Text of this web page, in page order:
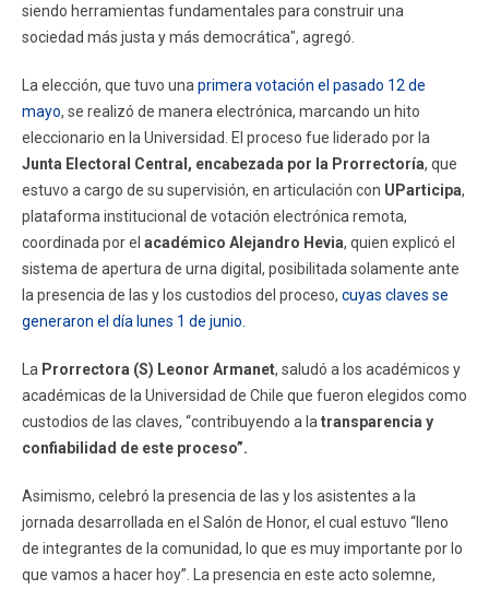
siendo herramientas fundamentales para construir una
sociedad más justa y más democrática", agregó.
La elección, que tuvo una primera votación el pasado 12 de
mayo, se realizó de manera electrónica, marcando un hito
eleccionario en la Universidad. El proceso fue liderado por la
Junta Electoral Central, encabezada por la Prorrectoría, que
estuvo a cargo de su supervisión, en articulación con UParticipa,
plataforma institucional de votación electrónica remota,
coordinada por el académico Alejandro Hevia, quien explicó el
sistema de apertura de urna digital, posibilitada solamente ante
la presencia de las y los custodios del proceso, cuyas claves se
generaron el día lunes 1 de junio.
La Prorrectora (S) Leonor Armanet, saludó a los académicos y
académicas de la Universidad de Chile que fueron elegidos como
custodios de las claves, “contribuyendo a la transparencia y
confiabilidad de este proceso”.
Asimismo, celebró la presencia de las y los asistentes a la
jornada desarrollada en el Salón de Honor, el cual estuvo “lleno
de integrantes de la comunidad, lo que es muy importante por lo
que vamos a hacer hoy”. La presencia en este acto solemne,